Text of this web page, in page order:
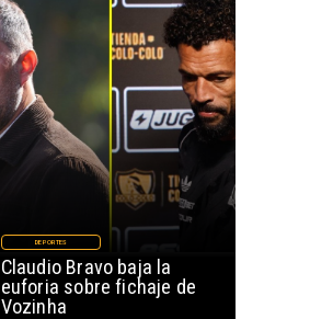
Claudio Bravo baja la
euforia sobre fichaje de
Vozinha
DEPORTES